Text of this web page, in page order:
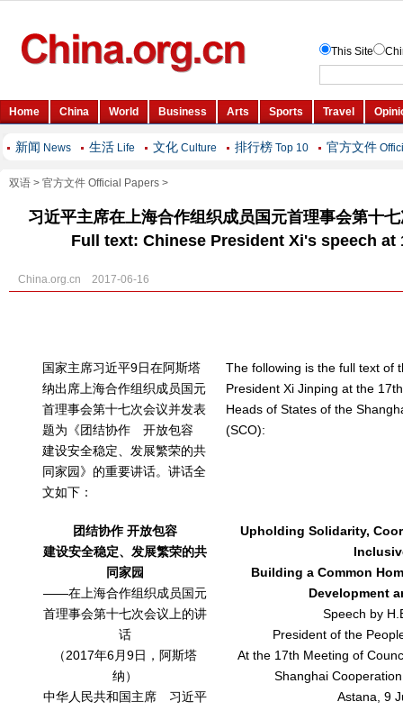
新闻 News 生活 Life 文化 Culture 排行榜 Top 10 官方文件
双语 > 官方文件 Official Papers >
习近平主席在上海合作组织成员国元首理事会第十
Full text: Chinese President Xi's speech at
China.org.cn 2017-06-16
国家主席习近平9日在阿斯塔
纳出席上海合作组织成员国元
首理事会第十七次会议并发表
题为《团结协作 开放包容
建设安全稳定、发展繁荣的共
同家园》的重要讲话。讲话全
文如下：
The following is the full text of
President Xi Jinping at the
Heads of States of the
(SCO):
团结协作 开放包容
建设安全稳定、发展繁荣的共
同家园
——在上海合作组织成员国元
首理事会第十七次会议上的讲
话
（2017年6月9日，阿斯塔
纳）
中华人民共和国主席 习近平
Upholding Solidarity,
Building a Common
Development
Speech by
President of the
At the 17th Meeting of
Shanghai
Astana, 9